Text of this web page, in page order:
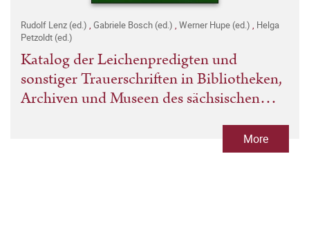
Rudolf Lenz (ed.) Gabriele Bosch (ed.) Werner Hupe (ed.)
Helga
Petzoldt (ed.)
Katalog der Leichenpredigten und
sonstiger Trauerschriften in Bibliotheken,
Archiven und Museen des sächsischen
More